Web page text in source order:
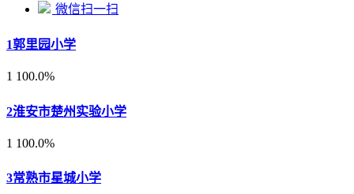
微信扫一扫
1郭里园小学
1 100.0%
2淮安市楚州实验小学
1 100.0%
3常熟市星城小学